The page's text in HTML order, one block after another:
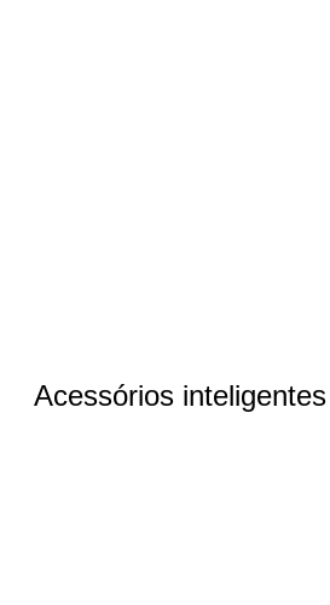
Acessórios inteligentes